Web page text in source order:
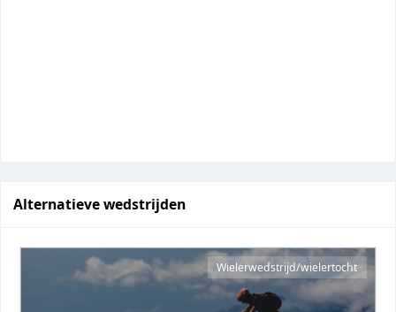
Alternatieve wedstrijden
Wielerwedstrijd/wielertocht